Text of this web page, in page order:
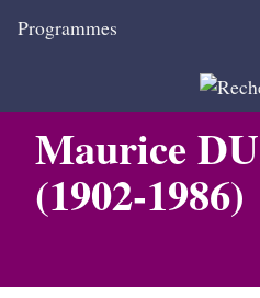
Programmes
Maurice
(1902-1986)